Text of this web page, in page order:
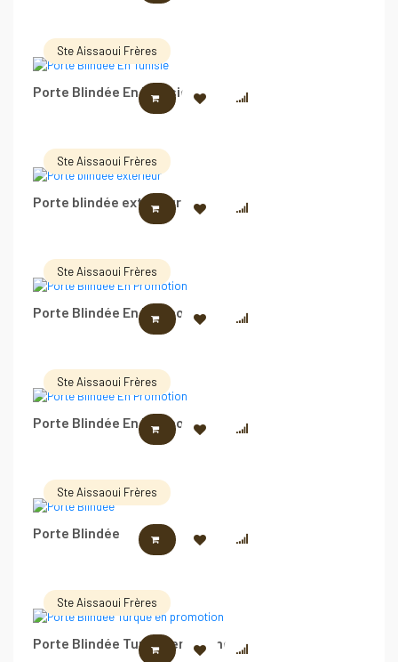
Ste Aissaoui Frères
Porte Blindée En TunisieLIRE LA SUITE
Ste Aissaoui Frères
Porte blindée extérieurLIRE LA SUITE
Ste Aissaoui Frères
Porte Blindée En PromotionLIRE LA SUITE
Ste Aissaoui Frères
Porte Blindée En PromotionLIRE LA SUITE
Ste Aissaoui Frères
Porte Blindée LIRE LA SUITE
Ste Aissaoui Frères
Porte Blindée Turque en promotion
LIRE LA SUITE